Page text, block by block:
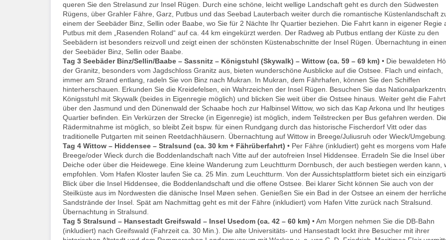
queren Sie den Strelasund zur Insel Rügen. Durch eine schöne, leicht wellige Landschaft geht es durch den Südwesten
Rügens, über Grahler Fähre, Garz, Putbus und das Seebad Lauterbach weiter durch die romantische Küstenlandschaft
einem der Seebäder Binz, Sellin oder Baabe, wo Sie für 2 Nächte Ihr Quartier beziehen. Die Fahrt kann in eigener Regie
Putbus mit dem „Rasenden Roland“ auf ca. 44 km eingekürzt werden. Der Radweg ab Putbus entlang der Küste zu den
Seebädern ist besonders reizvoll und zeigt einen der schönsten Küstenabschnitte der Insel Rügen. Übernachtung in
der Seebäder Binz, Sellin oder Baabe.
Tag 3 Seebäder Binz/Sellin/Baabe – Sassnitz – Königstuhl (Skywalk) – Wittow (ca. 59 – 69 km) • Die bewaldeten
der Granitz, besonders vom Jagdschloss Granitz aus, bieten wunderschöne Ausblicke auf die Ostsee. Flach und einfach,
immer am Strand entlang, radeln Sie von Binz nach Mukran. In Mukran, dem Fährhafen, können Sie den Schiffen
hinterherschauen. Erkunden Sie die Kreidefelsen, ein Wahrzeichen der Insel Rügen. Besuchen Sie das
Königsstuhl mit Skywalk (beides in Eigenregie möglich) und blicken Sie weit über die Ostsee hinaus. Weiter geht die Fahrt
über den Jasmund und den Dünenwald der Schaabe hoch zur Halbinsel Wittow, wo sich das Kap Arkona und Ihr heutiges
Quartier befinden. Ein Verkürzen der Strecke (in Eigenregie) ist möglich, indem Teilstrecken per Bus gefahren werden. Die
Rädermitnahme ist möglich, so bleibt Zeit bspw. für einen Rundgang durch das historische Fischerdorf Vitt oder das
traditionelle Putgarten mit seinen Reetdachhäusern. Übernachtung auf Wittow in Breege/Juliusruh oder Wieck/Umgebung.
Tag 4 Wittow – Hiddensee – Stralsund (ca. 30 km + Fährüberfahrt) • Per Fähre (inkludiert) geht es morgens vom
Breege/oder Wieck durch die Boddenlandschaft nach Vitte auf der autofreien Insel Hiddensee. Erradeln Sie die Insel über
Deiche oder über die Heidewege. Eine kleine Wanderung zum Leuchtturm Dornbusch, der auch bestiegen werden kann,
empfohlen. Vom Hafen Kloster laufen Sie ca. 25 Min. zum Leuchtturm. Von der Aussichtsplattform bietet sich ein
Blick über die Insel Hiddensee, die Boddenlandschaft und die offene Ostsee. Bei klarer Sicht können Sie auch von der
Steilküste aus im Nordwesten die dänische Insel Møen sehen. Genießen Sie ein Bad in der Ostsee an einem der
Sandstrände der Insel. Spät am Nachmittag geht es mit der Fähre (inkludiert) vom Hafen Vitte zurück nach Stralsund.
Übernachtung in Stralsund.
Tag 5 Stralsund – Hansestadt Greifswald – Insel Usedom (ca. 42 – 60 km) • Am Morgen nehmen Sie die DB-Bahn
(inkludiert) nach Greifswald (Fahrzeit ca. 30 Min.). Die alte Universitäts- und Hansestadt lockt ihre Besucher mit ihrer